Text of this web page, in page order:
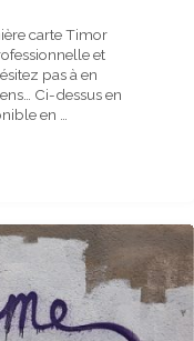
carte Timor
et
pas à en
carte Timor
et
pas à en
Ci-dessus en
en …